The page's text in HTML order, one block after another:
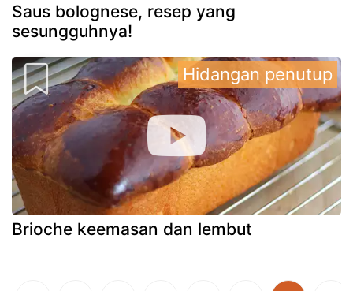
Saus bolognese, resep yang
sesungguhnya!
Brioche keemasan dan lembut
Hidangan penutup